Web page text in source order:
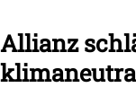
Allianz